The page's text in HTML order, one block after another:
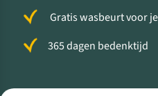
Gratis wasbeurt voor
365 dagen bedenktijd